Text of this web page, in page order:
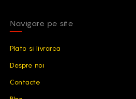
Navigare pe site
Plata si livrarea
Despre noi
Contacte